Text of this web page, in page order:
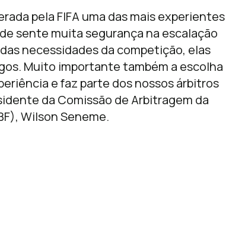
pela FIFA uma das mais experientes
sente muita segurança na escalação
necessidades da competição, elas
Muito importante também a escolha
e faz parte dos nossos árbitros
da Comissão de Arbitragem da
Wilson Seneme.